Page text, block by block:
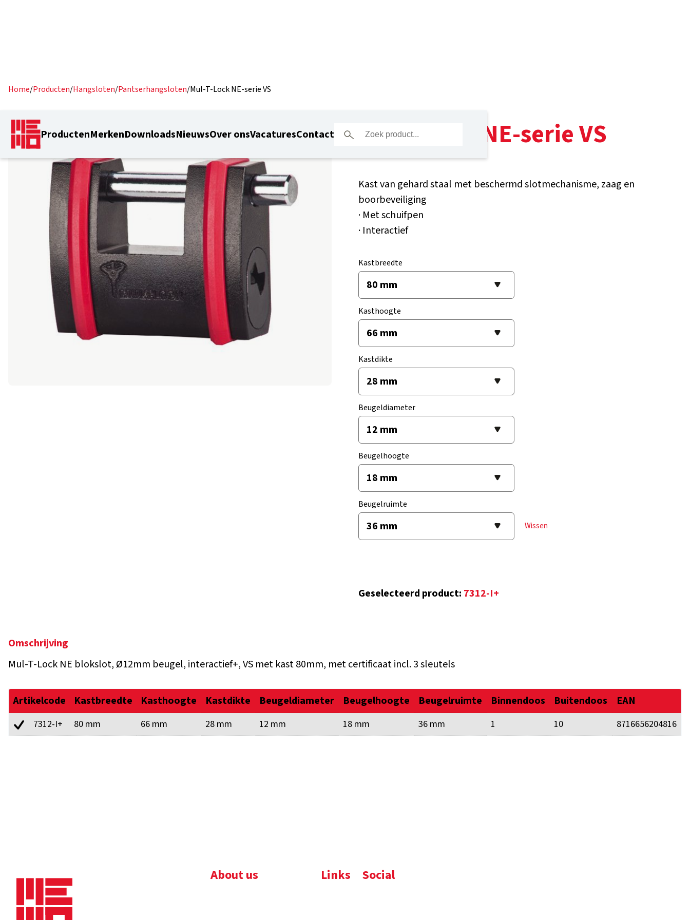
ProductenMerkenDownloadsNieuwsOver onsVacaturesContact
Home/Producten/Hangsloten/Pantserhangsloten/Mul-T-Lock NE-serie VS
Mul-T-Lock NE-serie VS
Kast van gehard staal met beschermd slotmechanisme, zaag en
boorbeveiliging
· Met schuifpen
· Interactief
Kastbreedte
Kasthoogte
Kastdikte
Beugeldiameter
Beugelhoogte
Beugelruimte
Wissen
Geselecteerd product: 7312-I+
Omschrijving
Mul-T-Lock NE blokslot, Ø12mm beugel, interactief+, VS met kast 80mm, met certificaat incl. 3 sleutels
Artikelcode Kastbreedte Kasthoogte Kastdikte Beugeldiameter Beugelhoogte Beugelruimte Binnendoos Buitendoos EAN
7312-I+ 80 mm 66 mm 28 mm 12 mm 18 mm 36 mm 1 10 8716656204816
About us Links Social